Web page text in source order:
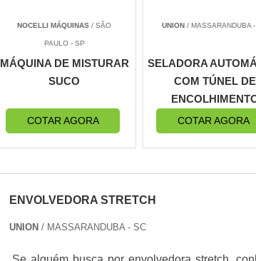
NOCELLI MÁQUINAS / SÃO
PAULO - SP
MÁQUINA DE MISTURAR
SUCO
COTAR AGORA
UNION / MASSARANDUBA
SELADORA
COM TÚNEL DE
COTAR AGORA
ENVOLVEDORA STRETCH
UNION / MASSARANDUBA - SC